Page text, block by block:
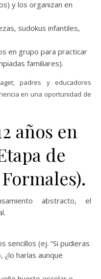
y los organizan en
sudokus infantiles,
en grupo para practicar
familiares).
padres y educadores
en una oportunidad de
años en
de
abstracto, el
sencillos (ej. “Si pudieras
¿lo harías aunque